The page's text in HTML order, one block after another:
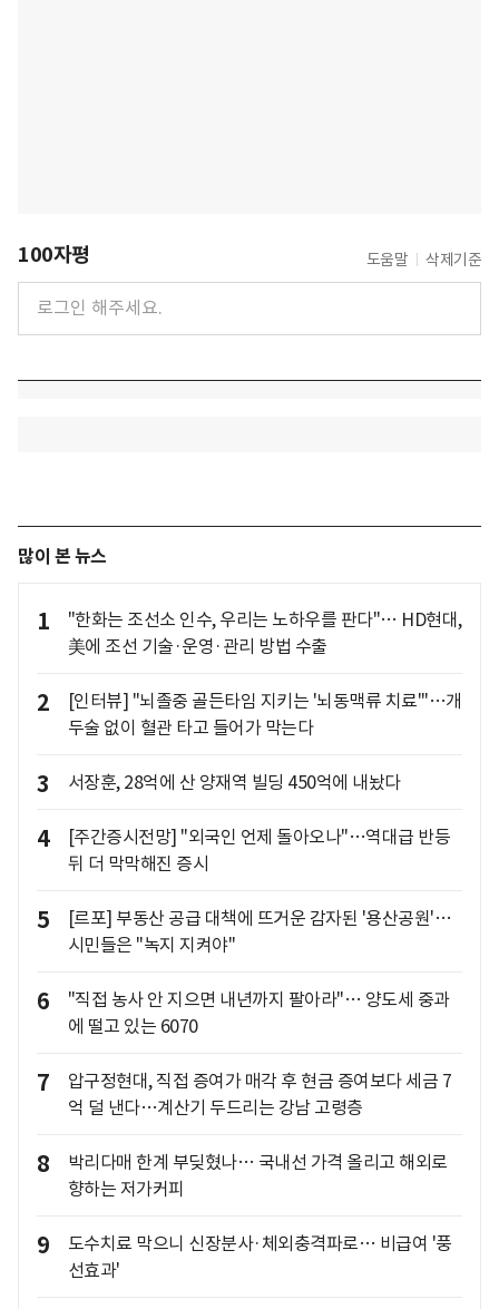
100자평 도움말 삭제기준
많이 본 뉴스
1
"한화는 조선소 인수, 우리는 노하우를 판다"… HD현대,
美에 조선 기술·운영·관리 방법 수출
2
[인터뷰] "뇌졸중 골든타임 지키는 '뇌동맥류 치료'"…개
두술 없이 혈관 타고 들어가 막는다
3 서장훈, 28억에 산 양재역 빌딩 450억에 내놨다
4
[주간증시전망] "외국인 언제 돌아오나"…역대급 반등
뒤 더 막막해진 증시
5
[르포] 부동산 공급 대책에 뜨거운 감자된 '용산공원'…
시민들은 "녹지 지켜야"
6
"직접 농사 안 지으면 내년까지 팔아라"… 양도세 중과
에 떨고 있는 6070
7
압구정현대, 직접 증여가 매각 후 현금 증여보다 세금 7
억 덜 낸다…계산기 두드리는 강남 고령층
8
박리다매 한계 부딪혔나… 국내선 가격 올리고 해외로
향하는 저가커피
9
도수치료 막으니 신장분사·체외충격파로… 비급여 '풍
선효과'